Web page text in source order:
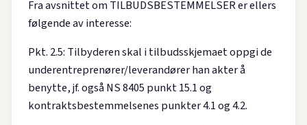
Fra avsnittet om TILBUDSBESTEMMELSER er ellers
følgende av interesse:
Pkt. 2.5: Tilbyderen skal i tilbudsskjemaet oppgi de
underentreprenører/leverandører han akter å
benytte, jf. også NS 8405 punkt 15.1 og
kontraktsbestemmelsenes punkter 4.1 og 4.2.